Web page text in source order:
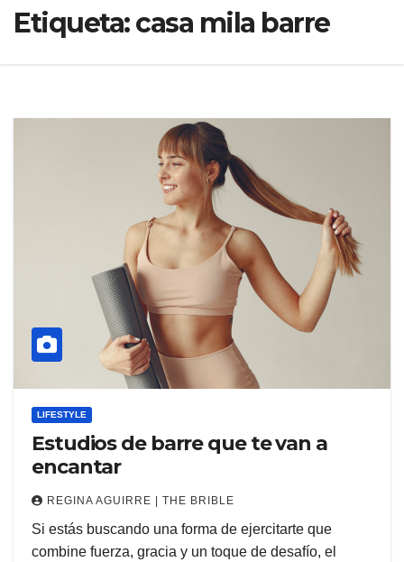
Etiqueta:casa mila barre
LIFESTYLE
Estudios de barre que te van a
encantar
REGINA AGUIRRE | THE BRIBLE
Si estás buscando una forma de ejercitarte que
combine fuerza, gracia y un toque de desafío, el